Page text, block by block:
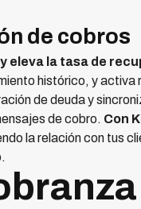
de cobros
eleva la tasa de
histórico, y
de deuda y
de cobro. Con
la relación con tus